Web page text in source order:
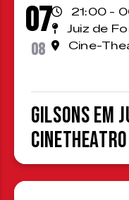
07
08
21:00 -
Juiz de
Cine-
Gilsons em